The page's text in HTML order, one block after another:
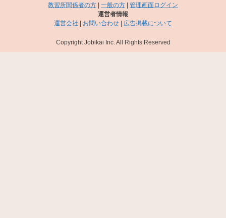
教習所関係者の方
一般の方
管理画面ログイン
運営者情報
運営会社
お問い合わせ 広告掲載について
Copyright Jobikai Inc. All Rights Reserved